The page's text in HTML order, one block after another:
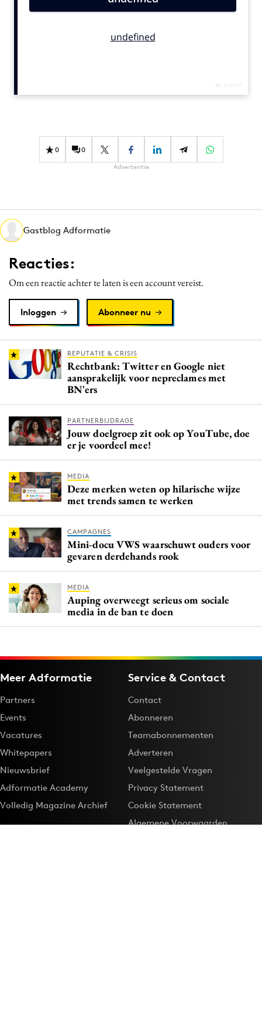
Carriere
Design
Diversiteit
Effectiviteit
Martech
Media
Merkstrategie
Purpose Marketing
Reputatie & crisis
0 0
Advertentie
Gastblog Adformatie
Reacties:
Om een reactie achter te laten is een account vereist.
Inloggen Abonneer nu
REPUTATIE & CRISIS
Rechtbank: Twitter en Google niet
aansprakelijk voor nepreclames met
BN'ers
PARTNERBIJDRAGE
Jouw doelgroep zit ook op YouTube, doe
er je voordeel mee!
MEDIA
Deze merken weten op hilarische wijze
met trends samen te werken
CAMPAGNES
Mini-docu VWS waarschuwt ouders voor
gevaren derdehands rook
MEDIA
Auping overweegt serieus om sociale
media in de ban te doen
Meer Adformatie
Partners
Events
Vacatures
Whitepapers
Nieuwsbrief
Adformatie Academy
Volledig Magazine Archief
Service & Contact
Contact
Abonneren
Teamabonnementen
Adverteren
Veelgestelde Vragen
Privacy Statement
Cookie Statement
Algemene Voorwaarden